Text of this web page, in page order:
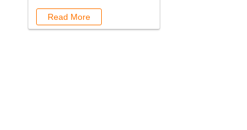
Read More